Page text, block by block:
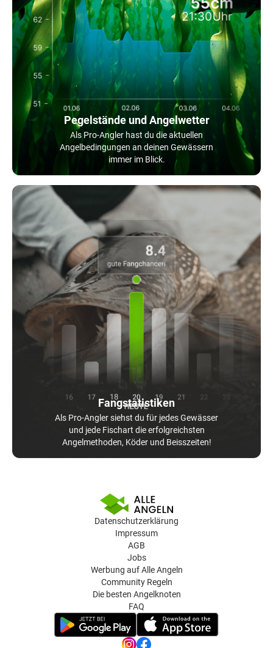
Pegelstände und Angelwetter
Als Pro-Angler hast du die aktuellen
Angelbedingungen an deinen Gewässern
immer im Blick.
Fangstatistiken
Als Pro-Angler siehst du für jedes Gewässer
und jede Fischart die erfolgreichsten
Angelmethoden, Köder und Beisszeiten!
Datenschutzerklärung
Impressum
AGB
Jobs
Werbung auf Alle Angeln
Community Regeln
Die besten Angelknoten
FAQ